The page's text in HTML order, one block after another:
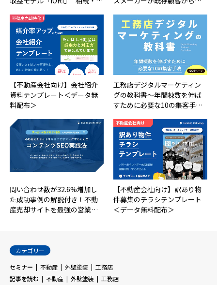
【不動産会社向け】会社紹介
資料テンプレート＜データ無
料配布＞
工務店デジタルマーケティン
グの教科書～年間棟数を伸ば
すために必要な10の集客手…
問い合わせ数が32.6%増加し
た成功事例の解説付き！不動
産売却サイトを最強の営業…
【不動産会社向け】訳あり物
件募集のチラシテンプレート
＜データ無料配布＞
カテゴリー
セミナー
不動産 外壁塗装
工務店
記事を読む
不動産 外壁塗装
工務店